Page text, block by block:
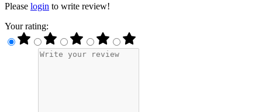
Please login to write review!
Your rating: